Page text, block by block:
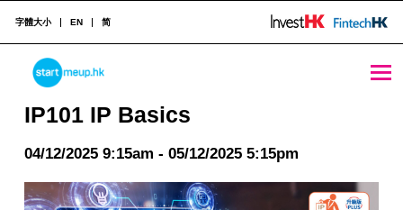
STARTMEUPHK
STARTMEUPHK FESTIVAL IS THE LEADING STARTUP AND INNOVATION CONFERENCE EVENT IN HONG KONG
字體大小 EN 简
IP101 IP Basics
04/12/2025 9:15am - 05/12/2025 5:15pm